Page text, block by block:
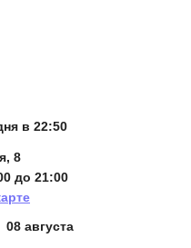
в 22:50
8
до 21:00
08 августа